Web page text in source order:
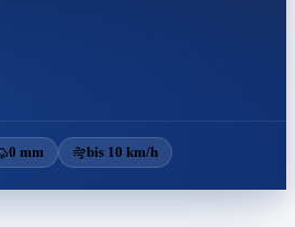
0 mm bis 10 km/h